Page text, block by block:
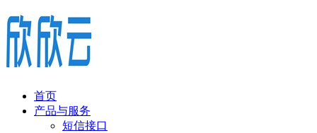
首页
产品与服务
短信接口